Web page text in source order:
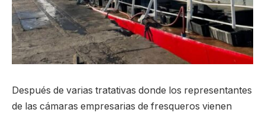
Después de varias tratativas donde los representantes
de las cámaras empresarias de fresqueros vienen